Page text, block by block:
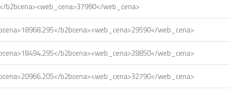
b2bcena><web_cena>37990</web_cena>
b2bcena><web_cena>29590</web_cena>
b2bcena><web_cena>28850</web_cena>
b2bcena><web_cena>32790</web_cena>